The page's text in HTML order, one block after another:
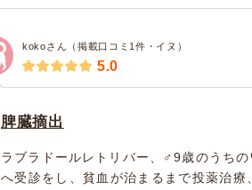
kokoさん（掲載口コミ1件・イヌ）
5.0
脾臓摘出
ラブラドールレトリバー、♂9歳のうち
へ受診をし、貧血が治まるまで投薬治